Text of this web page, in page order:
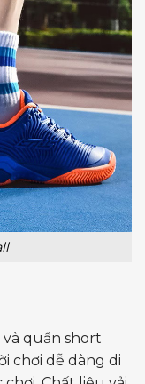
quần short
chơi dễ dàng di